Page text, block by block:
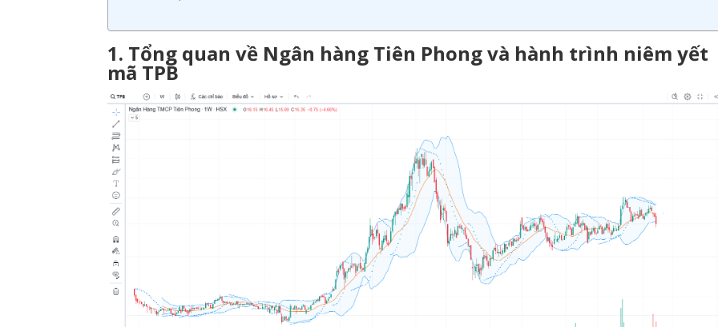
1. Tổng quan về Ngân hàng Tiên Phong và hành trình niêm yết
mã TPB